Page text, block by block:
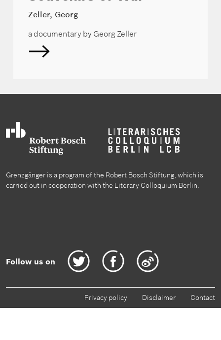
Zeller, Georg
a documentary by Georg Zeller
Grenzgänger is a program of the Robert Bosch Stiftung, which is
carried out in cooperation with the Literary Colloquium Berlin.
Follow us on
Privacy policy Disclaimer Contact